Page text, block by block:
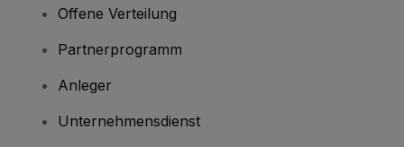
Offene Verteilung
Partnerprogramm
Anleger
Unternehmensdienst